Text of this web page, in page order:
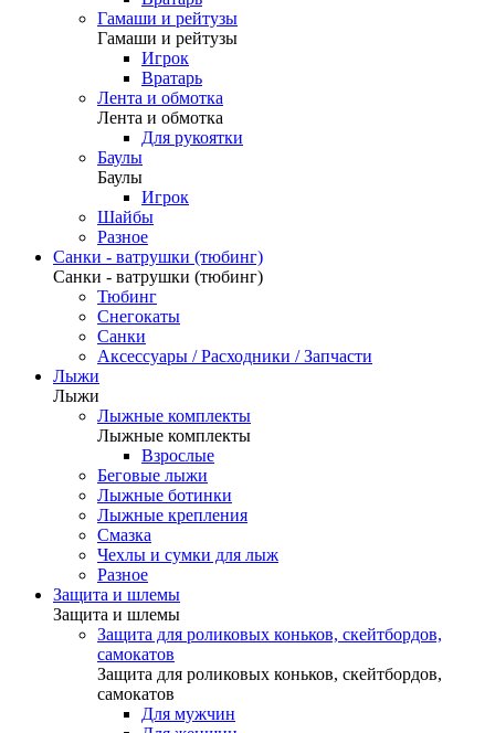
Гамаши и рейтузы
Гамаши и рейтузы
Игрок
Вратарь
Лента и обмотка
Лента и обмотка
Для рукоятки
Баулы
Баулы
Игрок
Шайбы
Разное
Санки - ватрушки (тюбинг)
Санки - ватрушки (тюбинг)
Тюбинг
Снегокаты
Санки
Аксессуары / Расходники / Запчасти
Лыжи
Лыжи
Лыжные комплекты
Лыжные комплекты
Взрослые
Беговые лыжи
Лыжные ботинки
Лыжные крепления
Смазка
Чехлы и сумки для лыж
Разное
Защита и шлемы
Защита и шлемы
Защита для роликовых коньков, скейтбордов,
самокатов
Защита для роликовых коньков, скейтбордов,
самокатов
Для мужчин